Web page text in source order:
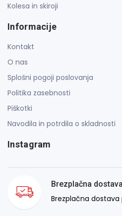
Kolesa in skiroji
Informacije
Kontakt
O nas
Splošni pogoji poslovanja
Politika zasebnosti
Piškotki
Navodila in potrdila o skladnosti
Instagram
Brezplačna dostava
Brezplačna dostava